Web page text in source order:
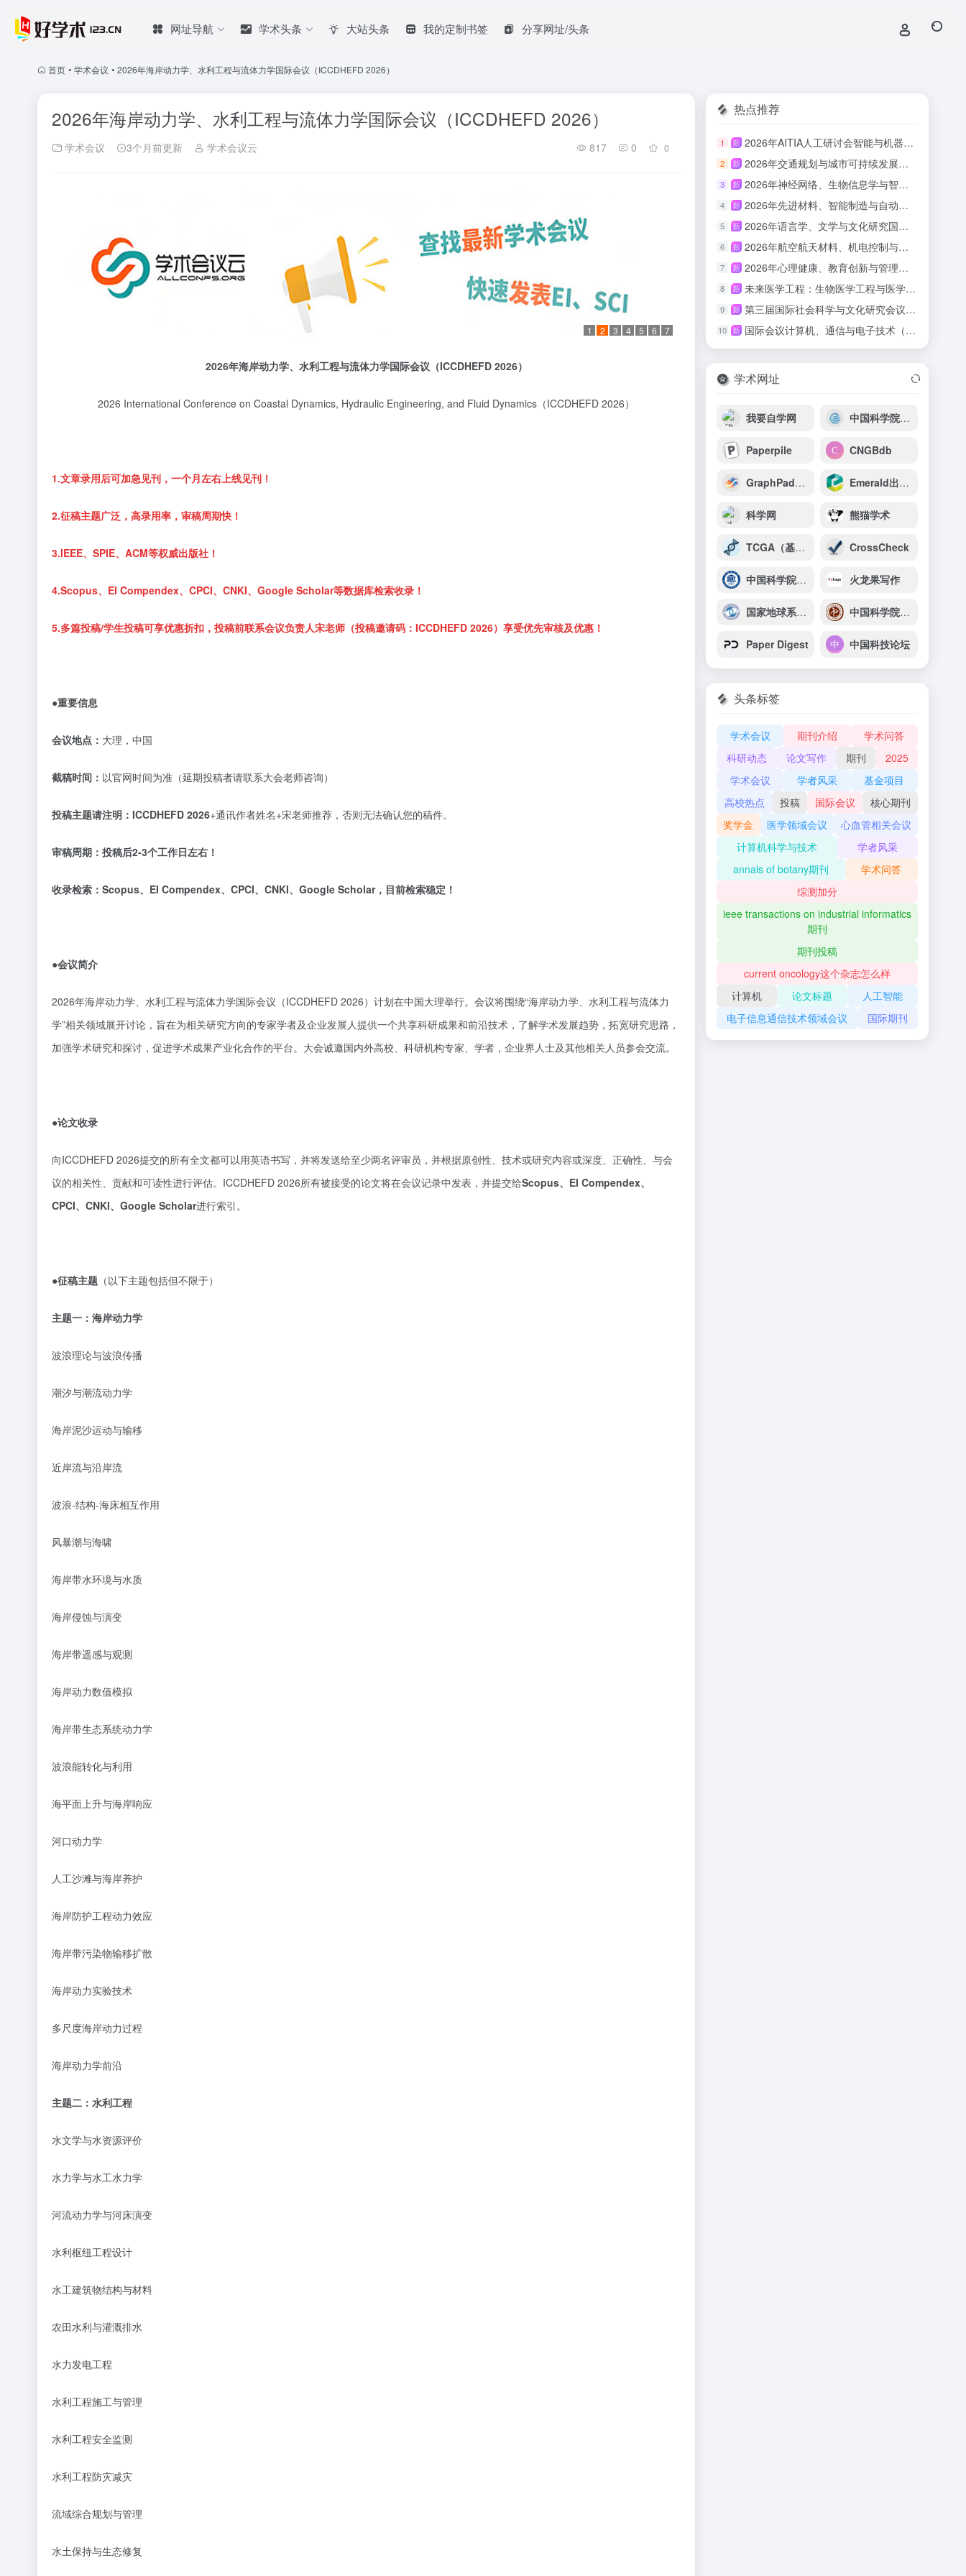
网址导航 学术头条 大站头条 我的定制书签 分享网址/头条
首页 • 学术会议 • 2026年海岸动力学、水利工程与流体力学国际会议（ICCDHEFD 2026）
2026年海岸动力学、水利工程与流体力学国际会议（ICCDHEFD 2026）
学术会议 3个月前更新 学术会议云 817 0 0
1 2 3 4 5 6 7
2026年海岸动力学、水利工程与流体力学国际会议 （ICCDHEFD 2026）
2026 International Conference on Coastal Dynamics, Hydraulic Engineering, and Fluid Dynamics（ICCDHEFD 2026）
1.文章录用后可加急见刊，一个月左右上线见刊！
2.征稿主题广泛，高录用率，审稿周期快！
3.IEEE、SPIE、ACM等权威出版社！
4.Scopus、EI Compendex、CPCI、CNKI、Google Scholar等数据库检索收录！
5.多篇投稿/学生投稿可享优惠折扣，投稿前联系会议负责人宋老师（投稿邀请码：ICCDHEFD 2026）享受优先审核及优惠！
●重要信息
会议地点： 大理，中国
截稿时间： 以官网时间为准（延期投稿者请联系大会老师咨询）
投稿主题请注明： ICCDHEFD 2026+通讯作者姓名+宋老师推荐，否则无法确认您的稿件。
审稿周期： 投稿后2-3个工作日左右！
收录检索： Scopus、EI Compendex、CPCI、CNKI、Google Scholar，目前检索稳定！
●会议简介
2026年海岸动力学、水利工程与流体力学国际会议（ICCDHEFD 2026）计划在中国大理举行。会议将围绕“海岸动力学、水利工程与流体力
学”相关领域展开讨论，旨在为相关研究方向的专家学者及企业发展人提供一个共享科研成果和前沿技术，了解学术发展趋势，拓宽研究思路，
加强学术研究和探讨，促进学术成果产业化合作的平台。大会诚邀国内外高校、科研机构专家、学者，企业界人士及其他相关人员参会交流。
●论文收录
向ICCDHEFD 2026提交的所有全文都可以用英语书写，并将发送给至少两名评审员，并根据原创性、技术或研究内容或深度、正确性、与会
议的相关性、贡献和可读性进行评估。ICCDHEFD 2026所有被接受的论文将在会议记录中发表，并提交给Scopus、EI Compendex、
CPCI、CNKI、Google Scholar进行索引。
●征稿主题 （以下主题包括但不限于）
主题一：海岸动力学
波浪理论与波浪传播
潮汐与潮流动力学
海岸泥沙运动与输移
近岸流与沿岸流
波浪-结构-海床相互作用
风暴潮与海啸
海岸带水环境与水质
海岸侵蚀与演变
海岸带遥感与观测
海岸动力数值模拟
海岸带生态系统动力学
波浪能转化与利用
海平面上升与海岸响应
河口动力学
人工沙滩与海岸养护
海岸防护工程动力效应
海岸带污染物输移扩散
海岸动力实验技术
多尺度海岸动力过程
海岸动力学前沿
主题二：水利工程
水文学与水资源评价
水力学与水工水力学
河流动力学与河床演变
水利枢纽工程设计
水工建筑物结构与材料
农田水利与灌溉排水
水力发电工程
水利工程施工与管理
水利工程安全监测
水利工程防灾减灾
流域综合规划与管理
水土保持与生态修复
热点推荐
1 新 2026年AITIA人工研讨会智能与机器学习（AITIA-AIML 2026）
2 新 2026年交通规划与城市可持续发展国际会议（ITPUSD 2026）
3 新 2026年神经网络、生物信息学与智能计算国际会议（INNBIC 2026）
4 新 2026年先进材料、智能制造与自动化技术国际会议（IAMIMA 2026）
5 新 2026年语言学、文学与文化研究国际会议（ILLCS 2026）
6 新 2026年航空航天材料、机电控制与结构动力学国际会议（IAAMEC 2026）
7 新 2026年心理健康、教育创新与管理国际会议（IMHEIM 2026）
8 新 未来医学工程：生物医学工程与医学技术创新论坛（BEMTI-LSHE 2026）
9 新 第三届国际社会科学与文化研究会议平行轨道：语言、文化与教育实践国际学术研讨会（LCEP-ICSSCS 2026）
10 新 国际会议计算机、通信与电子技术（IC-CCET 2026）
学术网址
我要自学网 中国科学院武汉岩土力学研究所
Paperpile CNGBdb
GraphPad中国 Emerald出版社
科学网 熊猫学术
TCGA（基因表达谱交互式分析） CrossCheck
中国科学院深圳先进技术研究院 火龙果写作
国家地球系统科学数据中心首页 中国科学院物理研究所
Paper Digest 中国科技论坛
头条标签
学术会议 期刊介绍
学术问答
科研动态
论文写作 期刊
2025
学术会议
学者风采
基金项目
高校热点
投稿 国际会议
核心期刊
奖学金
医学领域会议
心血管相关会议
计算机科学与技术
学者风采
annals of botany期刊
学术问答
综测加分
ieee transactions on industrial informatics
期刊
期刊投稿
current oncology这个杂志怎么样
计算机
论文标题
人工智能
电子信息通信技术领域会议
国际期刊